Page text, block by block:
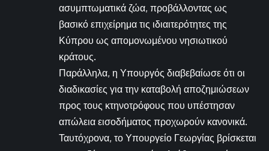
ασυμπτωματικά ζώα, προβάλλοντας ως
βασικό επιχείρημα τις ιδιαιτερότητες της
Κύπρου ως απομονωμένου νησιωτικού
κράτους.
Παράλληλα, η Υπουργός διαβεβαίωσε ότι οι
διαδικασίες για την καταβολή αποζημιώσεων
προς τους κτηνοτρόφους που υπέστησαν
απώλεια εισοδήματος προχωρούν κανονικά.
Ταυτόχρονα, το Υπουργείο Γεωργίας βρίσκεται